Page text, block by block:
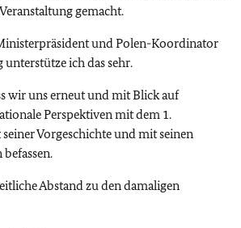
gemacht.
und Polen-Koordinator
ich das sehr.
wir uns erneut und mit Blick auf
Perspektiven mit dem 1.
Vorgeschichte und mit seinen
Abstand zu den damaligen